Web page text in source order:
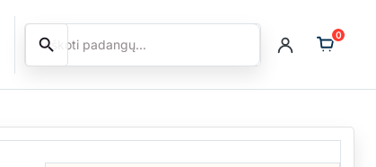
Ieškoti
search 0